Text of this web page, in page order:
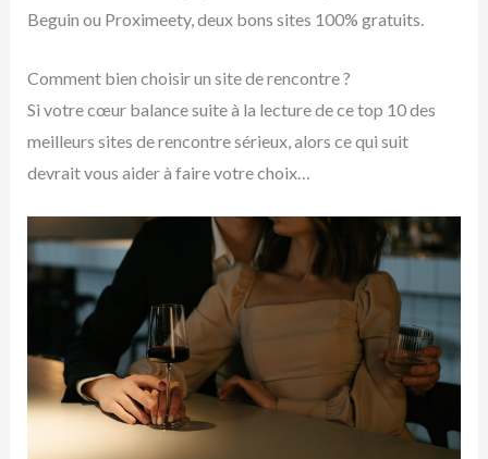
Beguin ou Proximeety, deux bons sites 100% gratuits.
Comment bien choisir un site de rencontre ?
Si votre cœur balance suite à la lecture de ce top 10 des
meilleurs sites de rencontre sérieux, alors ce qui suit
devrait vous aider à faire votre choix…